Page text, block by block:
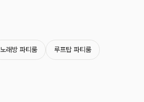
노래방 파티룸 루프탑 파티룸